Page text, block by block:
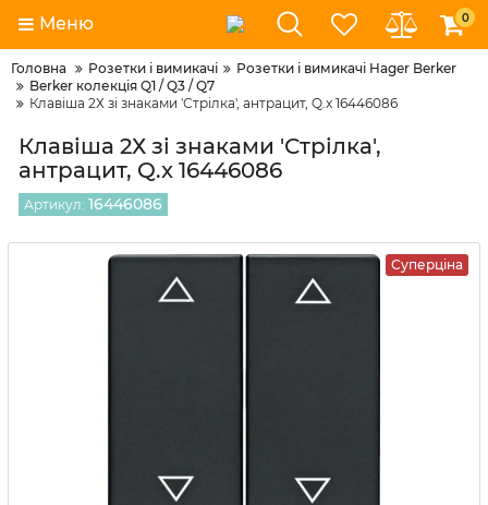
Меню 0
Головна Розетки і вимикачі
Розетки і вимикачі Hager Berker
Berker колекція Q1 / Q3 / Q7
Клавіша 2Х зі знаками 'Стрілка', антрацит, Q.x 16446086
Клавіша 2Х зі знаками 'Стрілка',
антрацит, Q.x 16446086
Артикул: 16446086
Суперціна